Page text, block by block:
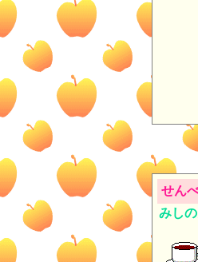
せん
みし